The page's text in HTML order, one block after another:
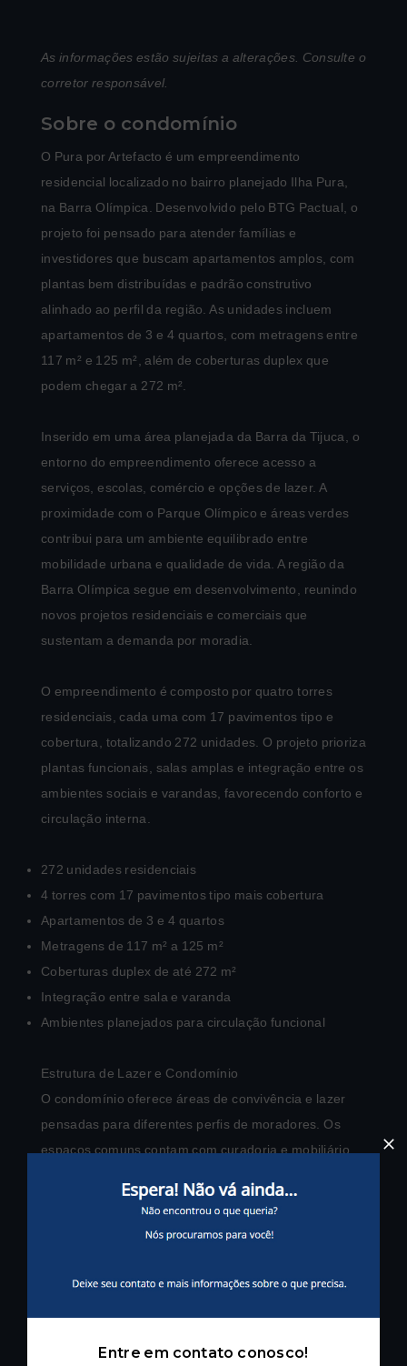
As informações estão sujeitas a alterações. Consulte o
corretor responsável.
Sobre o condomínio
O Pura por Artefacto é um empreendimento
residencial localizado no bairro planejado Ilha Pura,
na Barra Olímpica. Desenvolvido pelo BTG Pactual, o
projeto foi pensado para atender famílias e
investidores que buscam apartamentos amplos, com
plantas bem distribuídas e padrão construtivo
alinhado ao perfil da região. As unidades incluem
apartamentos de 3 e 4 quartos, com metragens entre
117 m² e 125 m², além de coberturas duplex que
podem chegar a 272 m².
Inserido em uma área planejada da Barra da Tijuca, o
entorno do empreendimento oferece acesso a
serviços, escolas, comércio e opções de lazer. A
proximidade com o Parque Olímpico e áreas verdes
contribui para um ambiente equilibrado entre
mobilidade urbana e qualidade de vida. A região da
Barra Olímpica segue em desenvolvimento, reunindo
novos projetos residenciais e comerciais que
sustentam a demanda por moradia.
O empreendimento é composto por quatro torres
residenciais, cada uma com 17 pavimentos tipo e
cobertura, totalizando 272 unidades. O projeto prioriza
plantas funcionais, salas amplas e integração entre os
ambientes sociais e varandas, favorecendo conforto e
circulação interna.
272 unidades residenciais
4 torres com 17 pavimentos tipo mais cobertura
Apartamentos de 3 e 4 quartos
Metragens de 117 m² a 125 m²
Coberturas duplex de até 272 m²
Integração entre sala e varanda
Ambientes planejados para circulação funcional
Estrutura de Lazer e Condomínio
O condomínio oferece áreas de convivência e lazer
pensadas para diferentes perfis de moradores. Os
espaços comuns contam com curadoria e mobiliário
ao bem-estar.
Sauna
Salas de jogos infantil e teen
Entre em contato conosco!